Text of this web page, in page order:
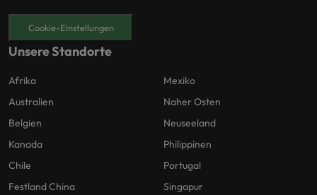
Cookie-Einstellungen
Unsere Standorte
Afrika
Australien
Belgien
Kanada
Chile
Festland China
Mexiko
Naher Osten
Neuseeland
Philippinen
Portugal
Singapur